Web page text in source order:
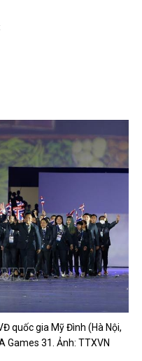
quốc gia Mỹ Đình (Hà Nội,
Games 31. Ảnh: TTXVN